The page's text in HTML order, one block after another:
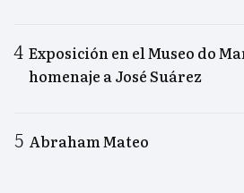
Exposición en el Museo do
homenaje a José Suárez
Abraham Mateo